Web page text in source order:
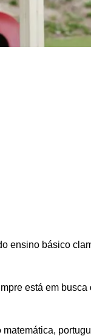
ensino básico
está em busca